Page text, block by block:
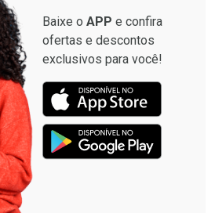
Baixe o APP e confira
ofertas e descontos
exclusivos para você!